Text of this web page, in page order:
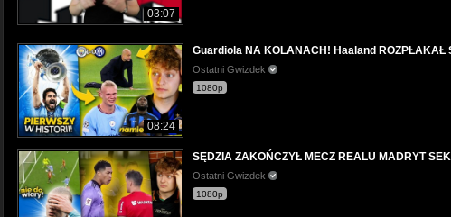
03:07
08:24
Guardiola NA KOLANACH! Haaland
Ostatni Gwizdek
1080p
SĘDZIA ZAKOŃCZYŁ MECZ REALU MADRYT
Ostatni Gwizdek
1080p